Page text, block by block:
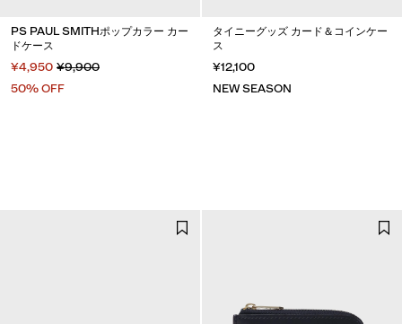
PS PAUL SMITHポップカラー カー
ドケース
¥4,950 ¥9,900
50% OFF
タイニーグッズ カード＆コインケー
ス
¥12,100
NEW SEASON